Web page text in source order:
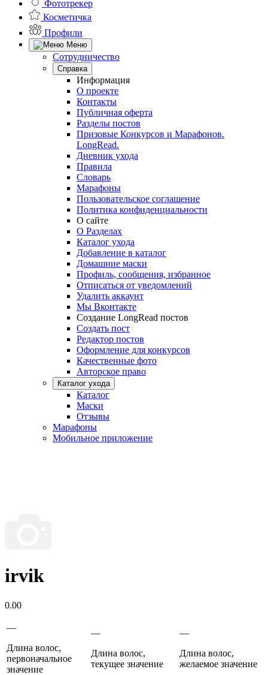
Фототрекер
Косметичка
Профили
Меню
Сотрудничество
Справка
Информация
О проекте
Контакты
Публичная оферта
Разделы постов
Призовые Конкурсов и Марафонов.
LongRead.
Дневник ухода
Правила
Словарь
Марафоны
Пользовательское соглашение
Политика конфиденциальности
О сайте
О Разделах
Каталог ухода
Добавление в каталог
Домашние маски
Профиль, сообщения, избранное
Отписаться от уведомлений
Удалить аккаунт
Мы Вконтакте
Создание LongRead постов
Создать пост
Редактор постов
Оформление для конкурсов
Качественные фото
Авторское право
Каталог ухода
Каталог
Маски
Отзывы
Марафоны
Мобильное приложение
irvik
0.00
—
Длина волос,
первоначальное
значение
—
Длина волос,
текущее значение
—
Длина волос,
желаемое значение